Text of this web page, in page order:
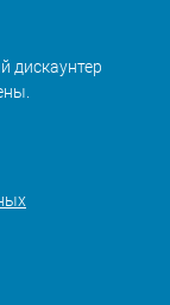
дискаунтер